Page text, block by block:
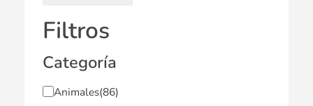
Filtros
Categoría
Animales(86)